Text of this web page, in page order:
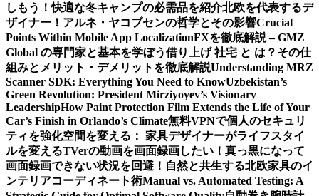
しもう！快適な冬キャンプの必需品を紹介北欧を代表するデ
ザイナー！アルネ・ヤコブセンの哲学とその影響Crucial
Points Within Mobile App LocalizationFXを徹底解説 – GMZ
Global の専門家と基本を学ぼう借り上げ 社宅 と は？その仕
組みとメリット・デメリットを徹底解説Understanding MRZ
Scanner SDK: Everything You Need to KnowUzbekistan’s
Green Revolution: President Mirziyoyev’s Visionary
LeadershipHow Paint Protection Film Extends the Life of Your
Car’s Finish in Orlando’s Climate無料VPNで個人のセキュリ
ティを強化空間を変える： 家具デザイナーがライフスタイ
ルを変えるTVerの動画を画面録画したい！真っ黒になって
画面録画できない状況を回避！ 自然と共生する北欧家具のイ
ンテリアコーディネート術Manual vs. Automated Testing: A